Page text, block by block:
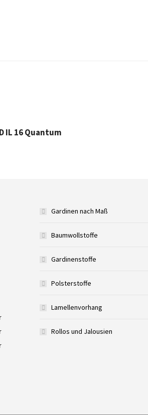
D IL 16 Quantum
Gardinen nach Maß
Baumwollstoffe
Gardinenstoffe
Polsterstoffe
Lamellenvorhang
Rollos und Jalousien